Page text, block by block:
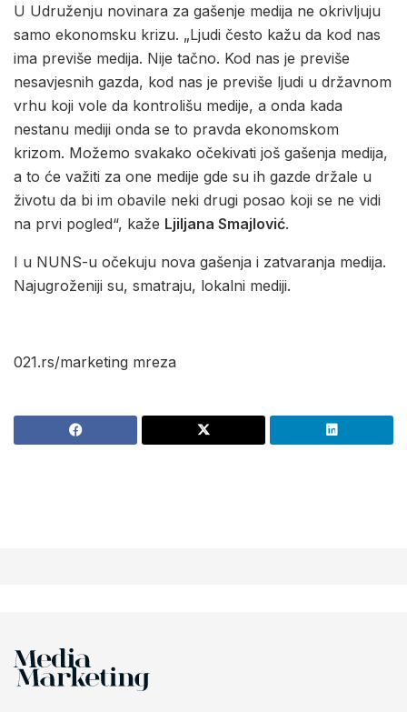
U Udruženju novinara za gašenje medija ne okrivljuju
samo ekonomsku krizu. „Ljudi često kažu da kod nas
ima previše medija. Nije tačno. Kod nas je previše
nesavjesnih gazda, kod nas je previše ljudi u državnom
vrhu koji vole da kontrolišu medije, a onda kada
nestanu mediji onda se to pravda ekonomskom
krizom. Možemo svakako očekivati još gašenja medija,
a to će važiti za one medije gde su ih gazde držale u
životu da bi im obavile neki drugi posao koji se ne vidi
na prvi pogled“, kaže Ljiljana Smajlović.
I u NUNS-u očekuju nova gašenja i zatvaranja medija.
Najugroženiji su, smatraju, lokalni mediji.
021.rs/marketing mreza